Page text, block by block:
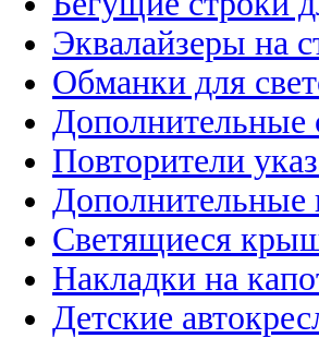
Эквалайзеры на
Обманки для
Дополнительные
Повторители
Дополнительные
Светящиеся
Накладки на
Детские